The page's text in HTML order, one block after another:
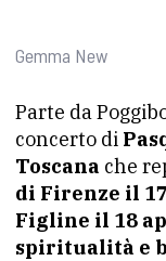
Gemma New
Parte da
concerto di
Toscana che
di Firenze il
Figline il 18
spiritualità e